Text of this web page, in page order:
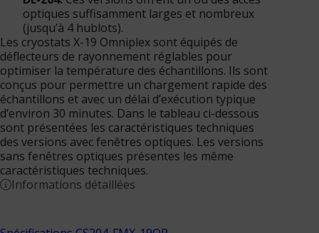
optiques suffisamment larges et nombreux
(jusqu’à 4 hublots).
Les cryostats X-19 Omniplex sont équipés de
déflecteurs de rayonnement réglables pour
optimiser la température des échantillons. Ils sont
conçus pour permettre un chargement rapide des
échantillons et avec un délai d’exécution typique
d’environ 30 minutes. Dans le tableau ci-dessous
sont présentées les caractéristiques techniques
des versions avec fenêtres optiques. Les versions
sans fenêtres optiques présentes les même
caractéristiques techniques.
Informations détaillées